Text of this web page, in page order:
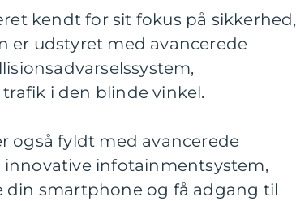
kendt for sit fokus på sikkerhed,
er udstyret med avancerede
i den blinde vinkel.
også fyldt med avancerede
innovative infotainmentsystem,
smartphone og få adgang til